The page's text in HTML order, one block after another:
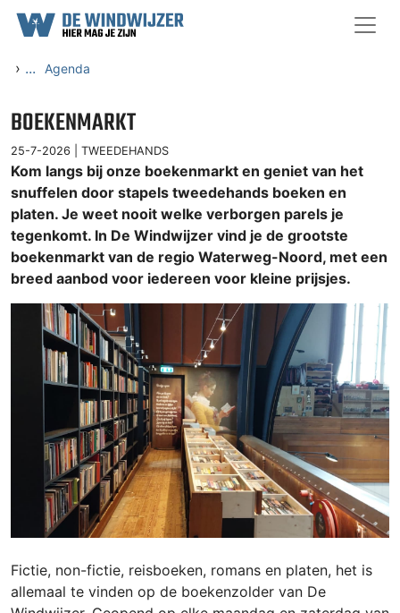
Ga naar content
› ... Agenda
BOEKENMARKT
25-7-2026 | TWEEDEHANDS
Kom langs bij onze boekenmarkt en geniet van het
snuffelen door stapels tweedehands boeken en
platen. Je weet nooit welke verborgen parels je
tegenkomt. In De Windwijzer vind je de grootste
boekenmarkt van de regio Waterweg-Noord, met een
breed aanbod voor iedereen voor kleine prijsjes.
Fictie, non-fictie, reisboeken, romans en platen, het is
allemaal te vinden op de boekenzolder van De